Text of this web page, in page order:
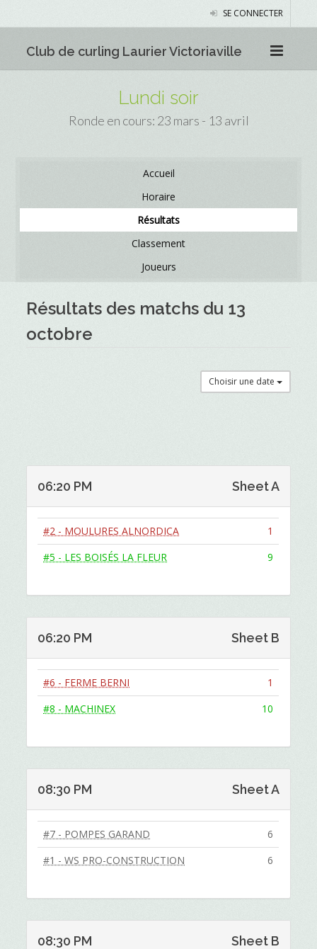
SE CONNECTER
Club de curling Laurier Victoriaville
Lundi soir
Ronde en cours: 23 mars - 13 avril
Accueil
Horaire
Résultats
Classement
Joueurs
Résultats des matchs du 13
octobre
Choisir une date
06:20 PM Sheet A
#2 - MOULURES ALNORDICA
1
#5 - LES BOISÉS LA FLEUR
9
06:20 PM Sheet B
#6 - FERME BERNI
1
#8 - MACHINEX
10
08:30 PM Sheet A
#7 - POMPES GARAND
6
#1 - WS PRO-CONSTRUCTION
6
08:30 PM Sheet B